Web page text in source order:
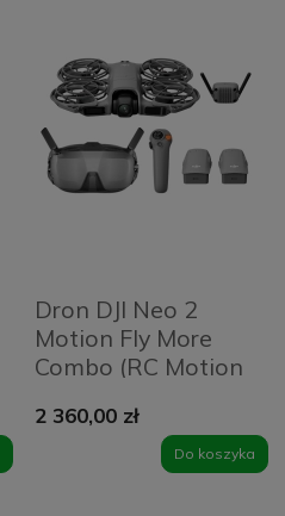
Dron DJI Neo 2
Motion Fly More
Combo (RC Motion
2 360,00 zł
Do koszyka